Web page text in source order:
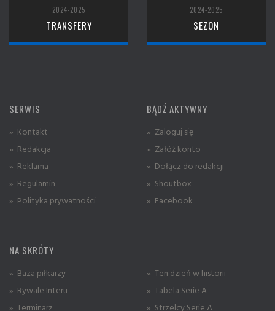
2024-2025
TRANSFERY
2024-2025
SEZON
SERWIS
» Kontakt
» Redakcja
» Reklama
» Regulamin
» Polityka prywatności
BĄDŹ AKTYWNY
» Zaloguj się
» Załóż konto
» Dołącz do redakcji
» Shoutbox
» Facebook
NA SKRÓTY
» Baza piłkarzy
» Rywale Interu
» Terminarz
» Ten dzień w historii
» Tabela Serie A
» Strzelcy Serie A